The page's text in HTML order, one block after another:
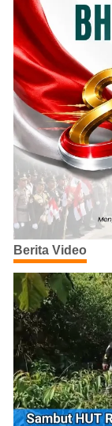
Berita Video